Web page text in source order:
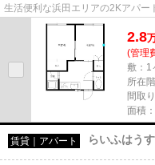
生活便利な浜田エリアの2Kアパー
2.8
(管理
敷：1
所在
間取
面積
賃貸｜アパート らいふはう